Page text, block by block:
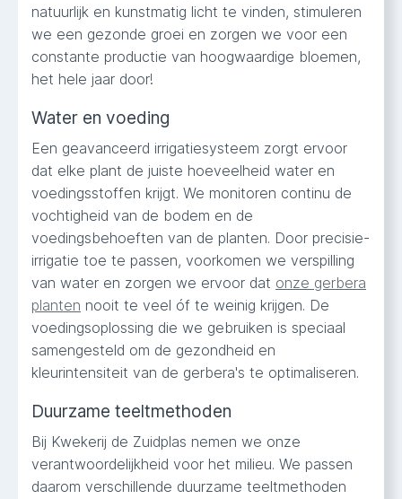
natuurlijk en kunstmatig licht te vinden, stimuleren
we een gezonde groei en zorgen we voor een
constante productie van hoogwaardige bloemen,
het hele jaar door!
Water en voeding
Een geavanceerd irrigatiesysteem zorgt ervoor
dat elke plant de juiste hoeveelheid water en
voedingsstoffen krijgt. We monitoren continu de
vochtigheid van de bodem en de
voedingsbehoeften van de planten. Door precisie-
irrigatie toe te passen, voorkomen we verspilling
van water en zorgen we ervoor dat onze gerbera
planten nooit te veel óf te weinig krijgen. De
voedingsoplossing die we gebruiken is speciaal
samengesteld om de gezondheid en
kleurintensiteit van de gerbera's te optimaliseren.
Duurzame teeltmethoden
Bij Kwekerij de Zuidplas nemen we onze
verantwoordelijkheid voor het milieu. We passen
daarom verschillende duurzame teeltmethoden